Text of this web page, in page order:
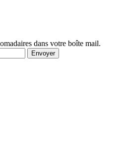
dans votre boîte mail.
Envoyer